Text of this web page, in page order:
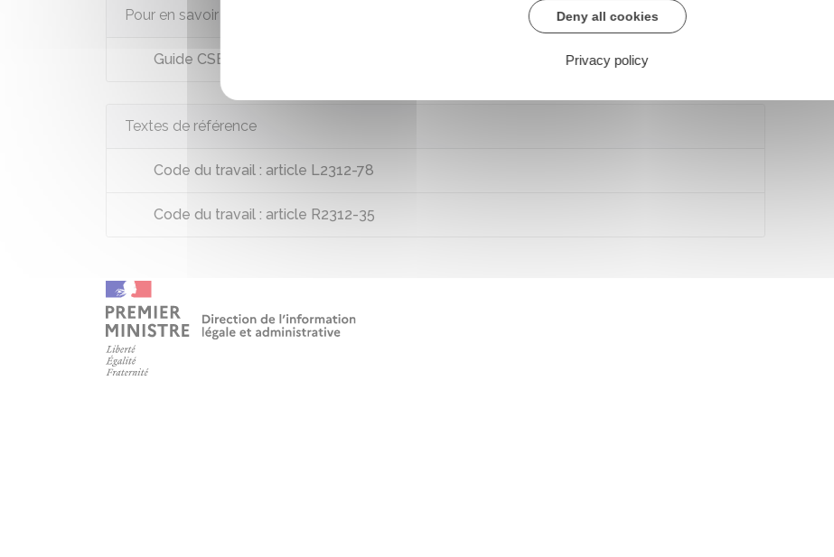
Pour en savoir plus
Guide CSE : Principes applicables en matière de cotisations sur les prestations
Textes de référence
Code du travail : article L2312-78
Code du travail : article R2312-35
Deny all cookies
Privacy policy